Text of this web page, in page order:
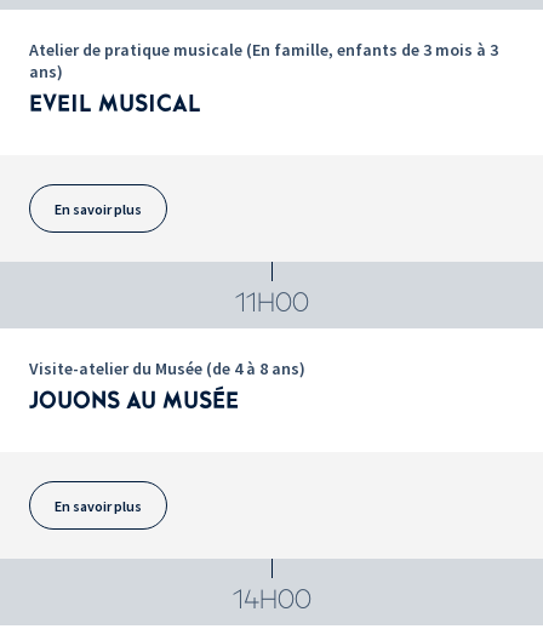
Atelier de pratique musicale (En famille, enfants de 3 mois à 3
ans)
EVEIL MUSICAL
En savoir plus
11H00
Visite-atelier du Musée (de 4 à 8 ans)
JOUONS AU MUSÉE
En savoir plus
14H00